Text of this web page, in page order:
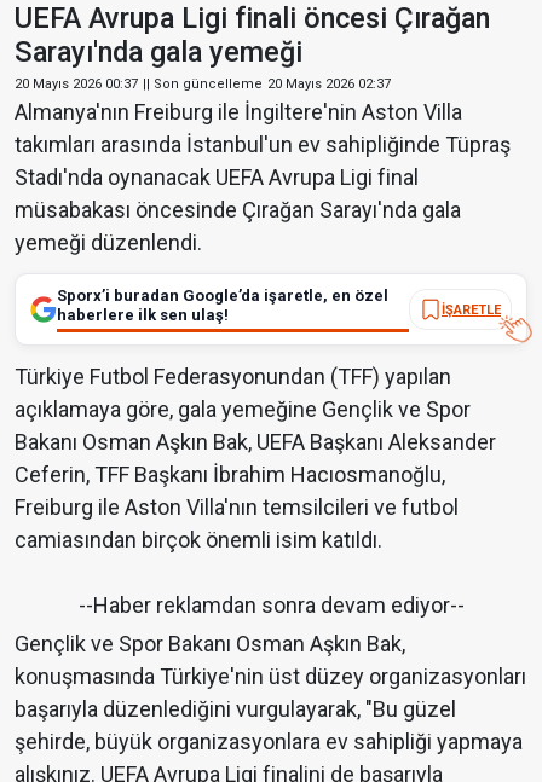
UEFA Avrupa Ligi finali öncesi Çırağan
Sarayı'nda gala yemeği
20 Mayıs 2026 00:37 || Son güncelleme 20 Mayıs 2026 02:37
Almanya'nın Freiburg ile İngiltere'nin Aston Villa
takımları arasında İstanbul'un ev sahipliğinde Tüpraş
Stadı'nda oynanacak UEFA Avrupa Ligi final
müsabakası öncesinde Çırağan Sarayı'nda gala
yemeği düzenlendi.
Sporx’i buradan Google’da işaretle, en özel
haberlere ilk sen ulaş!
İŞARETLE
Türkiye Futbol Federasyonundan (TFF) yapılan
açıklamaya göre, gala yemeğine Gençlik ve Spor
Bakanı Osman Aşkın Bak, UEFA Başkanı Aleksander
Ceferin, TFF Başkanı İbrahim Hacıosmanoğlu,
Freiburg ile Aston Villa'nın temsilcileri ve futbol
camiasından birçok önemli isim katıldı.
--Haber reklamdan sonra devam ediyor--
Gençlik ve Spor Bakanı Osman Aşkın Bak,
konuşmasında Türkiye'nin üst düzey organizasyonları
başarıyla düzenlediğini vurgulayarak, "Bu güzel
şehirde, büyük organizasyonlara ev sahipliği yapmaya
alışkınız. UEFA Avrupa Ligi finalini de başarıyla